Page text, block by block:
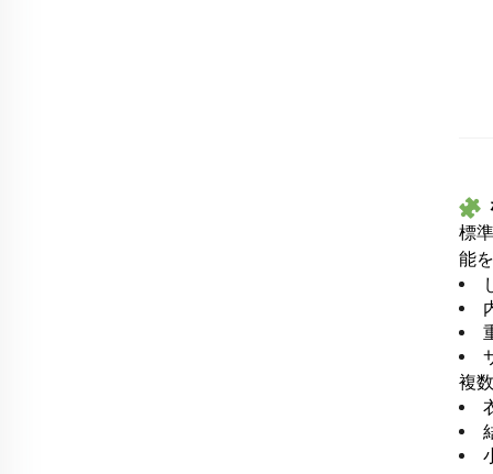
標
能
複